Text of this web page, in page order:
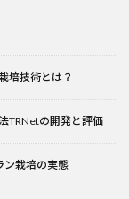
培技術とは？
TRNetの開発と評価
ン栽培の実態